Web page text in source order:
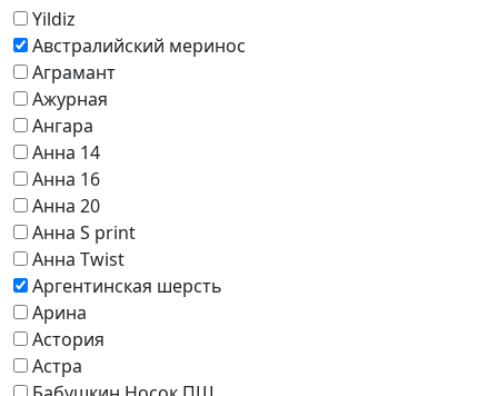
Yildiz
Австралийский меринос
Аграмант
Ажурная
Ангара
Анна 14
Анна 16
Анна 20
Анна S print
Анна Twist
Аргентинская шерсть
Арина
Астория
Астра